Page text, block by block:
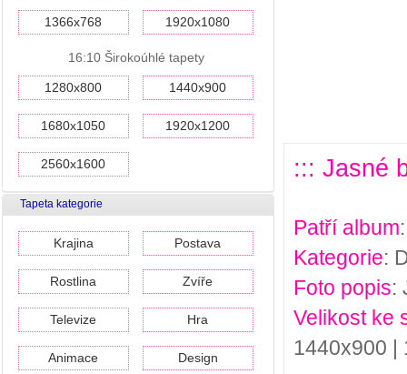
1366x768 1920x1080
16:10 Širokoúhlé tapety
1280x800 1440x900
1680x1050 1920x1200
2560x1600
Tapeta kategorie
Krajina Postava
Rostlina Zvíře
Televize Hra
Animace Design
::: Jasné
Patří album
Kategorie:
Foto popis:
Velikost ke
1440x900 |